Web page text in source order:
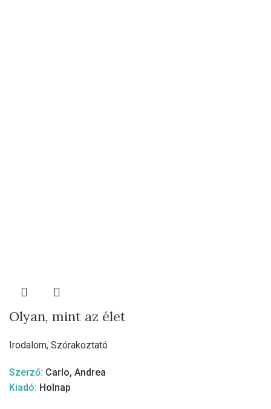
Olyan, mint az élet
Irodalom, Szórakoztató
Szerző: Carlo, Andrea
Kiadó: Holnap